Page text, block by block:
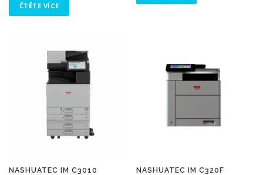
ČTĚTE VÍCE
NASHUATEC IM C3010 NASHUATEC IM C320F